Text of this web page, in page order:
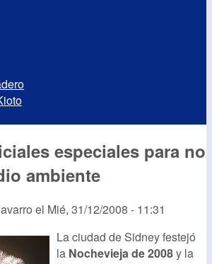
especiales para no
ambiente
el Mié, 31/12/2008 - 11:31
La ciudad de Sidney festejó
la Nochevieja de 2008y la